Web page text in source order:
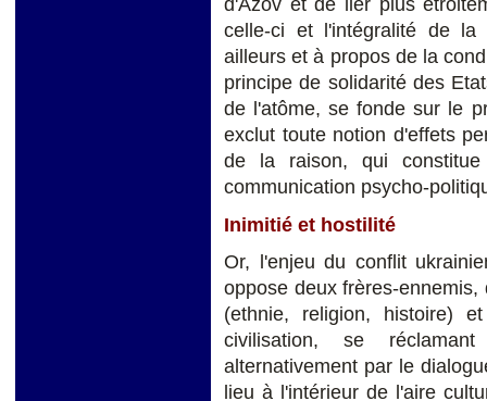
celle-ci et l'intégralité de
ailleurs et à propos de la
principe de solidarité des
de l'atôme, se fonde sur le
exclut toute notion d'effets
de la raison, qui
communication psycho-
Inimitié et hostilité
Or, l'enjeu du conflit
oppose deux frères-
(ethnie, religion, histoire)
civilisation, se
alternativement par le
lieu à l'intérieur de l'aire